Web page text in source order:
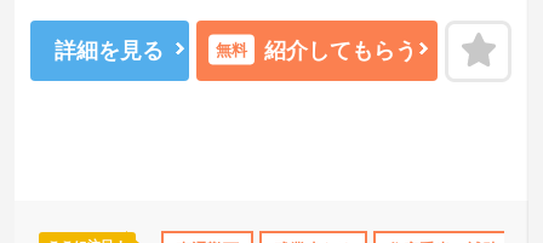
詳細を見る 無料 紹介してもらう